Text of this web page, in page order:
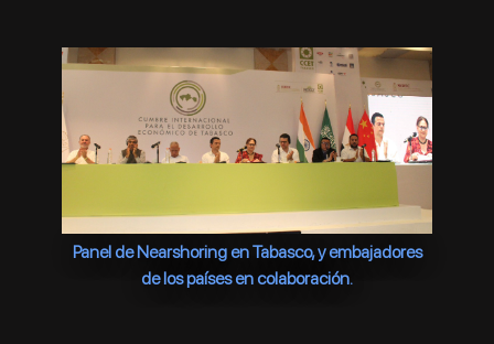
Panel de Nearshoring en Tabasco, y embajadores
de los países en colaboración.